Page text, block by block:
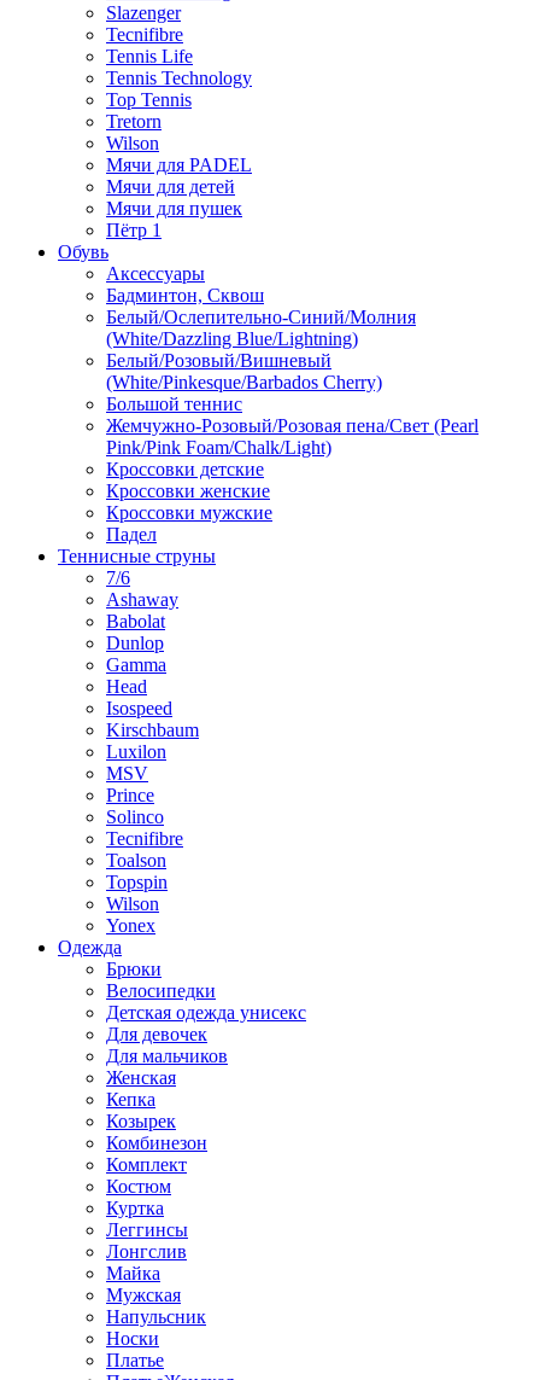
Slazenger
Tecnifibre
Tennis Life
Tennis Technology
Top Tennis
Tretorn
Wilson
Мячи для PADEL
Мячи для детей
Мячи для пушек
Пётр 1
Обувь
Аксессуары
Бадминтон, Сквош
Белый/Ослепительно-Синий/Молния
(White/Dazzling Blue/Lightning)
Белый/Розовый/Вишневый
(White/Pinkesque/Barbados Cherry)
Большой теннис
Жемчужно-Розовый/Розовая пена/Свет (Pearl
Pink/Pink Foam/Chalk/Light)
Кроссовки детские
Кроссовки женские
Кроссовки мужские
Падел
Теннисные струны
7/6
Ashaway
Babolat
Dunlop
Gamma
Head
Isospeed
Kirschbaum
Luxilon
MSV
Prince
Solinco
Tecnifibre
Toalson
Topspin
Wilson
Yonex
Одежда
Брюки
Велосипедки
Детская одежда унисекс
Для девочек
Для мальчиков
Женская
Кепка
Козырек
Комбинезон
Комплект
Костюм
Куртка
Леггинсы
Лонгслив
Майка
Мужская
Напульсник
Носки
Платье